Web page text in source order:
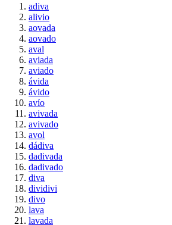
adiva
alivio
aovada
aovado
aval
aviada
aviado
ávida
ávido
avío
avivada
avivado
avol
dádiva
dadivada
dadivado
diva
dividivi
divo
lava
lavada